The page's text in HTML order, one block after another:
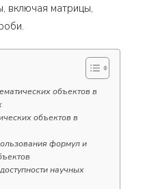
включая матрицы,
объектов в
объектов в
формул и
научных